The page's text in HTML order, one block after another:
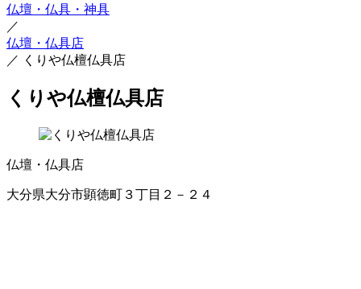
仏壇・仏具・神具
／
仏壇・仏具店
／ くりや仏檀仏具店
くりや仏檀仏具店
仏壇・仏具店
大分県大分市顕徳町３丁目２－２４